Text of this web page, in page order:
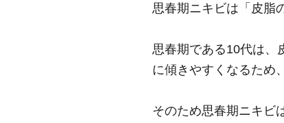
思春期ニキビは「皮脂
思春期である10代は、
に傾きやすくなるため
そのため思春期ニキビ